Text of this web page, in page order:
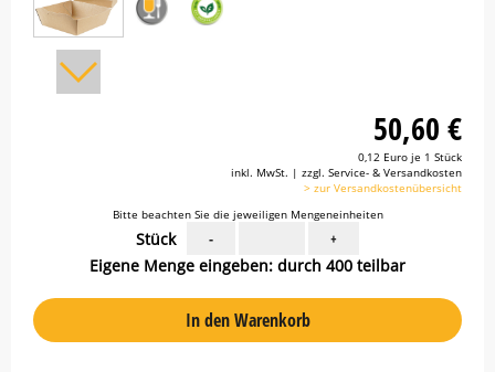
50,60 €
0,12 Euro je 1 Stück
inkl. MwSt. | zzgl. Service- & Versandkosten
> zur Versandkostenübersicht
Bitte beachten Sie die jeweiligen Mengeneinheiten
Stück - +
Eigene Menge eingeben: durch 400 teilbar
In den Warenkorb